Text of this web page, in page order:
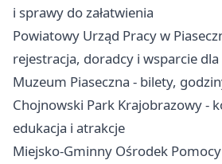
i sprawy do załatwienia
Powiatowy Urząd Pracy w
rejestracja, doradcy i wsparcie
Muzeum Piaseczna - bilety,
Chojnowski Park Krajobrazowy -
edukacja i atrakcje
Miejsko-Gminny Ośrodek Pomocy